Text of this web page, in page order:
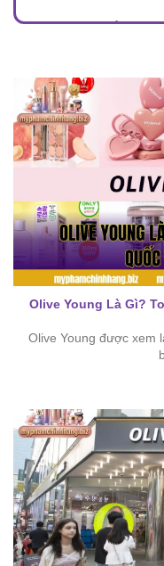
Trong chuyên mục
và phục hồi
giúp bạn xây
chỉnh, phù hợp với
tìm kiếm giải pháp
Quốc chắc chắn
Olive Young Là Gì?
Olive Young được xem